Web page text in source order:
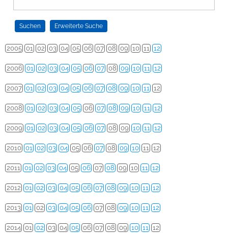
2005 01 02 03 04 05 06 07 08 09 10 11 12
2006 01 02 03 04 05 06 07 08 09 10 11 12
2007 01 02 03 04 05 06 07 08 09 10 11 12
2008 01 02 03 04 05 06 07 08 09 10 11 12
2009 01 02 03 04 05 06 07 08 09 10 11 12
2010 01 02 03 04 05 06 07 08 09 10 11 12
2011 01 02 03 04 05 06 07 08 09 10 11 12
2012 01 02 03 04 05 06 07 08 09 10 11 12
2013 01 02 03 04 05 06 07 08 09 10 11 12
2014 01 02 03 04 05 06 07 08 09 10 11 12